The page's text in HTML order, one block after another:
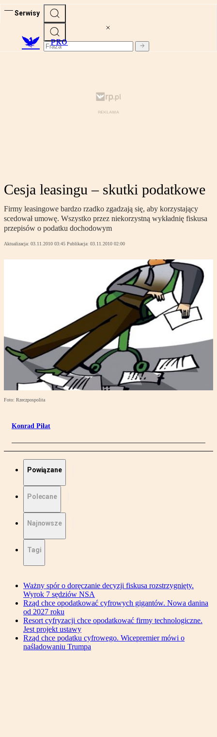
Serwisy
PRO
Cesja leasingu – skutki podatkowe
Firmy leasingowe bardzo rzadko zgadzają się, aby korzystający
scedował umowę. Wszystko przez niekorzystną wykładnię fiskusa
przepisów o podatku dochodowym
Aktualizacja: 03.11.2010 03:45 Publikacja: 03.11.2010 02:00
Foto: Rzeczpospolita
Konrad Piłat
Powiązane
Polecane
Najnowsze
Tagi
Ważny spór o doręczanie decyzji fiskusa rozstrzygnięty.
Wyrok 7 sędziów NSA
Rząd chce opodatkować cyfrowych gigantów. Nowa danina
od 2027 roku
Resort cyfryzacji chce opodatkować firmy technologiczne.
Jest projekt ustawy
Rząd chce podatku cyfrowego. Wicepremier mówi o
naśladowaniu Trumpa